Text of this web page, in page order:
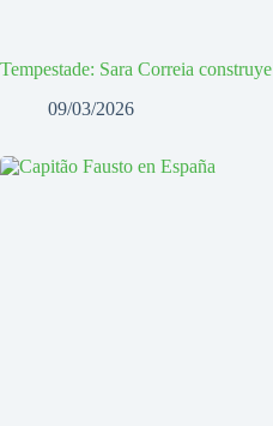
Tempestade: Sara Correia
09/03/2026